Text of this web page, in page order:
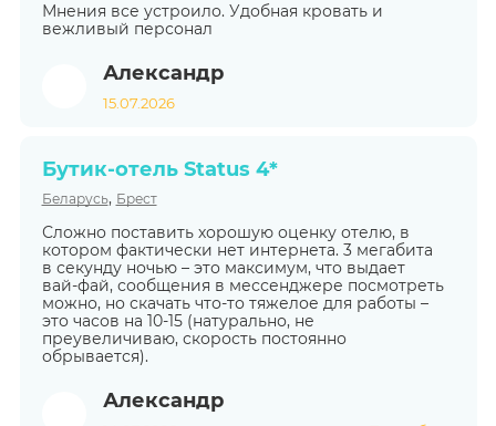
Мнения все устроило. Удобная кровать и
вежливый персонал
Александр
15.07.2026
Бутик-отель Status 4*
Беларусь, Брест
Сложно поставить хорошую оценку отелю, в
котором фактически нет интернета. 3 мегабита
в секунду ночью – это максимум, что выдает
вай-фай, сообщения в мессенджере посмотреть
можно, но скачать что-то тяжелое для работы –
это часов на 10-15 (натурально, не
преувеличиваю, скорость постоянно
обрывается).
Александр